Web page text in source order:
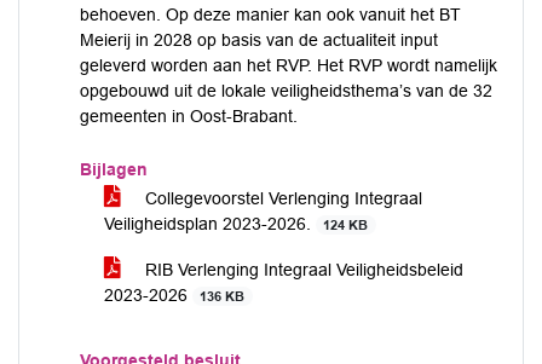
behoeven. Op deze manier kan ook vanuit het BT
Meierij in 2028 op basis van de actualiteit input
geleverd worden aan het RVP. Het RVP wordt namelijk
opgebouwd uit de lokale veiligheidsthema’s van de 32
gemeenten in Oost-Brabant.
Bijlagen
Collegevoorstel Verlenging Integraal
Veiligheidsplan 2023-2026.
124 KB
RIB Verlenging Integraal Veiligheidsbeleid
2023-2026
136 KB